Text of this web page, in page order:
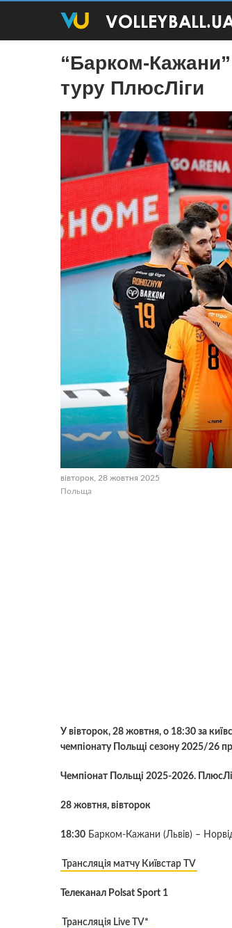
“Барком-Кажани”
туру ПлюсЛіги
вівторок, 28 жовтня 2025
Польща
У вівторок, 28 жовтня, о 18:30 за
чемпіонату Польщі сезону 2025/26
Чемпіонат Польщі 2025-2026.
28 жовтня, вівторок
18:30 Барком-Кажани (Львів) –
Трансляція матчу Київстар TV
Телеканал Polsat Sport 1
Трансляція Live TV*